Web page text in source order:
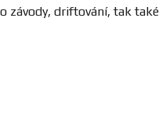
závody, driftování, tak